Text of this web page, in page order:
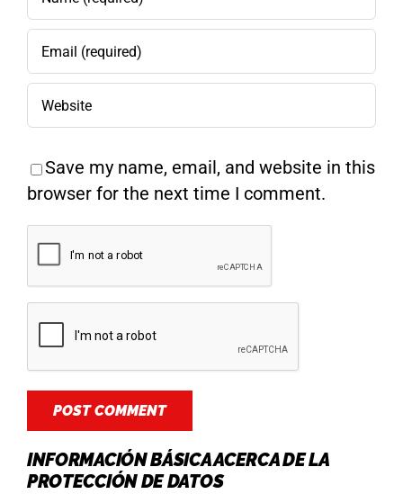
Save my name, email, and website in this
browser for the next time I comment.
INFORMACIÓN BÁSICA ACERCA DE LA
PROTECCIÓN DE DATOS